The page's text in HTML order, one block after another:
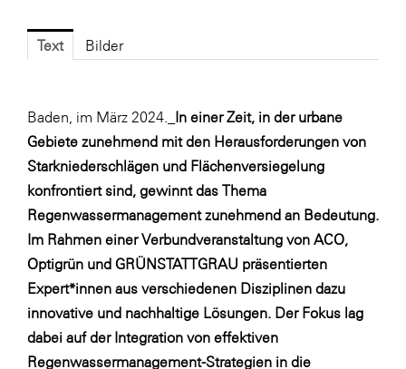
FRoSTA
Gardena
Gas Connect Austria
GBV - Verband gemeinnütziger
Bauvereinigungen
Getzner Werkstoffe
Heimat Österreich
ikp
Johnson & Johnson
JELD-WEN DANA
Text Bilder
Baden, im März 2024._ In einer Zeit, in der urbane
Gebiete zunehmend mit den Herausforderungen von
Starkniederschlägen und Flächenversiegelung
konfrontiert sind, gewinnt das Thema
Regenwassermanagement zunehmend an Bedeutung.
Im Rahmen einer Verbundveranstaltung von ACO,
Optigrün und GRÜNSTATTGRAU präsentierten
Expert*innen aus verschiedenen Disziplinen dazu
innovative und nachhaltige Lösungen. Der Fokus lag
dabei auf der Integration von effektiven
Regenwassermanagement-Strategien in die